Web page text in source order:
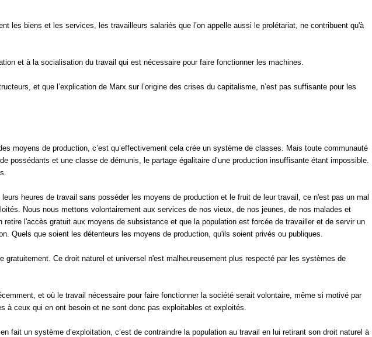
les biens et les services, les travailleurs salariés que l’on appelle aussi le prolétariat, ne contribuent qu'à
et à la socialisation du travail qui est nécessaire pour faire fonctionner les machines.
et que l’explication de Marx sur l’origine des crises du capitalisme, n’est pas suffisante pour les
moyens de production, c’est qu’effectivement cela crée un système de classes. Mais toute communauté
et une classe de démunis, le partage égalitaire d’une production insuffisante étant impossible.
heures de travail sans posséder les moyens de production et le fruit de leur travail, ce n'est pas un mal
Nous nous mettons volontairement aux services de nos vieux, de nos jeunes, de nos malades et
l'accès gratuit aux moyens de subsistance et que la population est forcée de travailler et de servir un
Quels que soient les détenteurs les moyens de production, qu'ils soient privés ou publiques.
Ce droit naturel et universel n'est malheureusement plus respecté par les systèmes de
et où le travail nécessaire pour faire fonctionner la société serait volontaire, même si motivé par
à ceux qui en ont besoin et ne sont donc pas exploitables et exploités.
un système d’exploitation, c’est de contraindre la population au travail en lui retirant son droit naturel à